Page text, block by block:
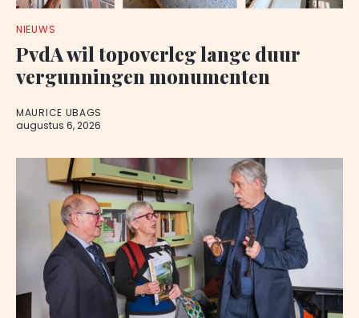
NIEUWS
PvdA wil topoverleg lange duur
vergunningen monumenten
MAURICE UBAGS
augustus 6, 2026